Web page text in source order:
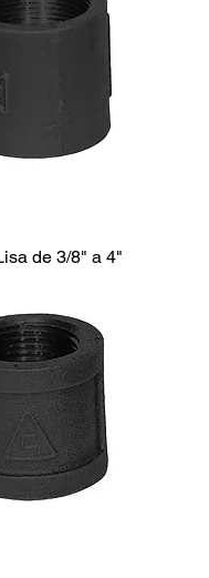
de 3/8" a 4"